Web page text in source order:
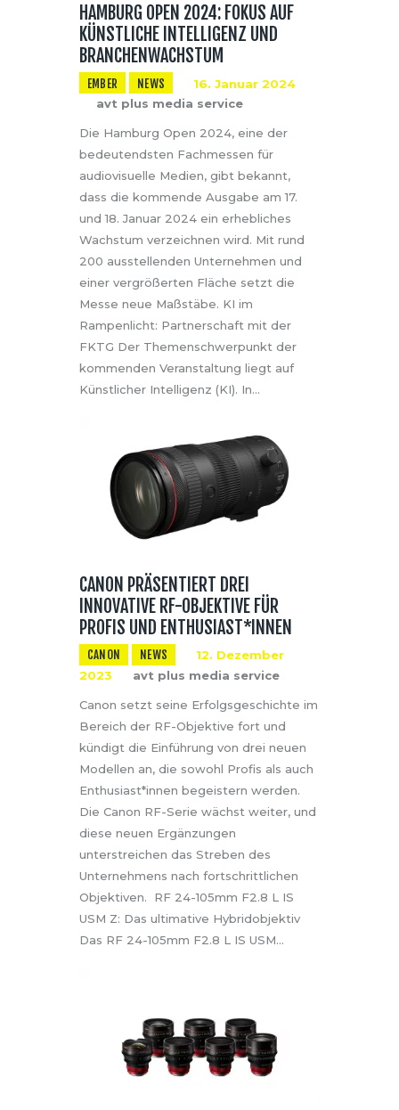
HAMBURG OPEN 2024: FOKUS AUF
KÜNSTLICHE INTELLIGENZ UND
BRANCHENWACHSTUM
EMBER NEWS
16. Januar 2024
avt plus media service
Die Hamburg Open 2024, eine der
bedeutendsten Fachmessen für
audiovisuelle Medien, gibt bekannt,
dass die kommende Ausgabe am 17.
und 18. Januar 2024 ein erhebliches
Wachstum verzeichnen wird. Mit rund
200 ausstellenden Unternehmen und
einer vergrößerten Fläche setzt die
Messe neue Maßstäbe. KI im
Rampenlicht: Partnerschaft mit der
FKTG Der Themenschwerpunkt der
kommenden Veranstaltung liegt auf
Künstlicher Intelligenz (KI). In…
CANON PRÄSENTIERT DREI
INNOVATIVE RF-OBJEKTIVE FÜR
PROFIS UND ENTHUSIAST*INNEN
CANON NEWS
12. Dezember
2023
avt plus media service
Canon setzt seine Erfolgsgeschichte im
Bereich der RF-Objektive fort und
kündigt die Einführung von drei neuen
Modellen an, die sowohl Profis als auch
Enthusiast*innen begeistern werden.
Die Canon RF-Serie wächst weiter, und
diese neuen Ergänzungen
unterstreichen das Streben des
Unternehmens nach fortschrittlichen
Objektiven. RF 24-105mm F2.8 L IS
USM Z: Das ultimative Hybridobjektiv
Das RF 24-105mm F2.8 L IS USM…